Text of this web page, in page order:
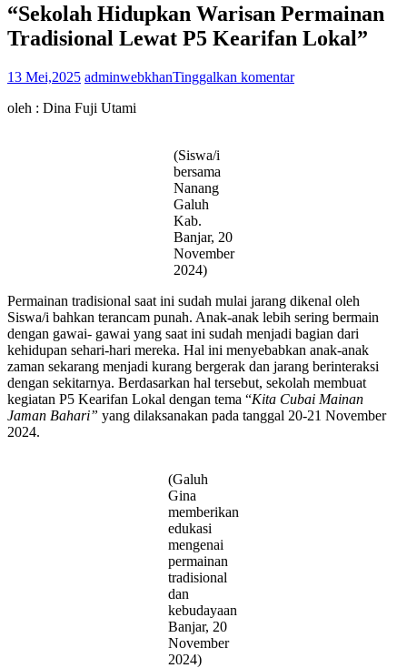
“Sekolah Hidupkan Warisan Permainan
Tradisional Lewat P5 Kearifan Lokal”
13 Mei,2025 adminwebkhanTinggalkan komentar
oleh : Dina Fuji Utami
(Siswa/i
bersama
Nanang
Galuh
Kab.
Banjar, 20
November
2024)
Permainan tradisional saat ini sudah mulai jarang dikenal oleh
Siswa/i bahkan terancam punah. Anak-anak lebih sering bermain
dengan gawai- gawai yang saat ini sudah menjadi bagian dari
kehidupan sehari-hari mereka. Hal ini menyebabkan anak-anak
zaman sekarang menjadi kurang bergerak dan jarang berinteraksi
dengan sekitarnya. Berdasarkan hal tersebut, sekolah membuat
kegiatan P5 Kearifan Lokal dengan tema “Kita Cubai Mainan
Jaman Bahari” yang dilaksanakan pada tanggal 20-21 November
2024.
(Galuh
Gina
memberikan
edukasi
mengenai
permainan
tradisional
dan
kebudayaan
Banjar, 20
November
2024)